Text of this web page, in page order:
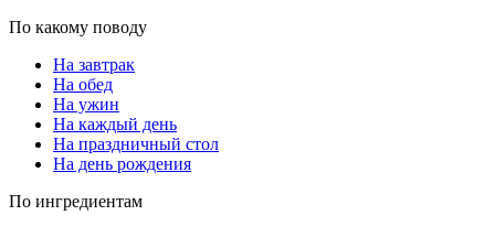
По какому поводу
На завтрак
На обед
На ужин
На каждый день
На праздничный стол
На день рождения
По ингредиентам